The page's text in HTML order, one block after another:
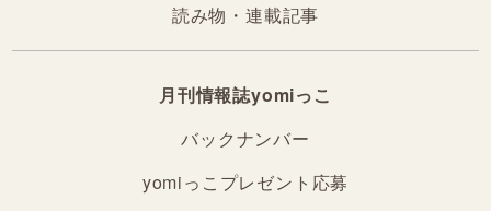
読み物・連載記事
月刊情報誌yomiっこ
バックナンバー
yomiっこプレゼント応募